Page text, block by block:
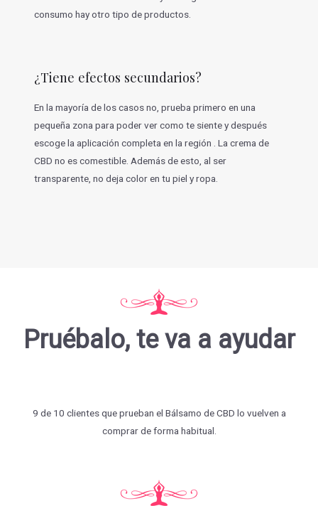
consumo hay otro tipo de productos.
¿Tiene efectos secundarios?
En la mayoría de los casos no, prueba primero en una
pequeña zona para poder ver como te siente y después
escoge la aplicación completa en la región . La crema de
CBD no es comestible. Además de esto, al ser
transparente, no deja color en tu piel y ropa.
Pruébalo, te va a ayudar
9 de 10 clientes que prueban el Bálsamo de CBD lo vuelven a
comprar de forma habitual.